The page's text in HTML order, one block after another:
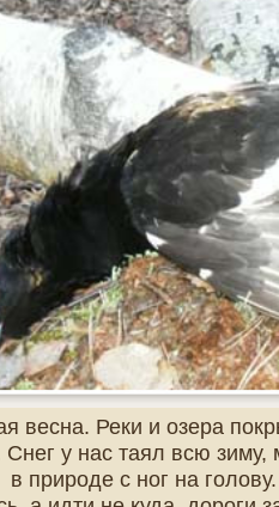
Реки и озера покрыты льдом,
нас таял всю зиму, морозы
с ног на голову. Сроки же
не куда, дороги закрыты, и в
бесшумно было не
только на реке по утке. И то
утки было вдоволь в
снегу было не реально.
так сказать. Всем тепло
барсук,енот,выдра, норка,бобер
охотник , Охота